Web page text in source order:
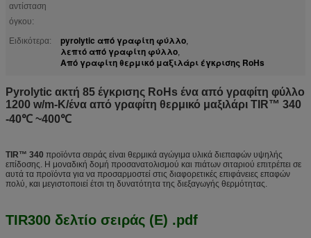
αντίσταση
όγκου:
Ειδικότερα: pyrolytic από γραφίτη φύλλο,
λεπτό από γραφίτη φύλλο,
Από γραφίτη θερμικό μαξιλάρι έγκρισης RoHs
Pyrolytic ακτή 85 έγκρισης RoHs ένα από γραφίτη φύλλο
1200 w/m-Κ/ένα από γραφίτη θερμικό μαξιλάρι TIR™ 340
-40℃ ~400℃
TIR™ 340 προϊόντα σειράς είναι θερμικά αγώγιμα υλικά διεπαφών υψηλής
επίδοσης. Η μοναδική δομή προσανατολισμού και πιάτων σιταριού επιτρέπει σε
αυτά τα προϊόντα για να προσαρμοστεί στις διαφορετικές επιφάνειες επαφών
πολύ, και μεγιστοποιεί έτσι τη δυνατότητα της διεξαγωγής θερμότητας.
TIR300 δελτίο σειράς (Ε) .pdf